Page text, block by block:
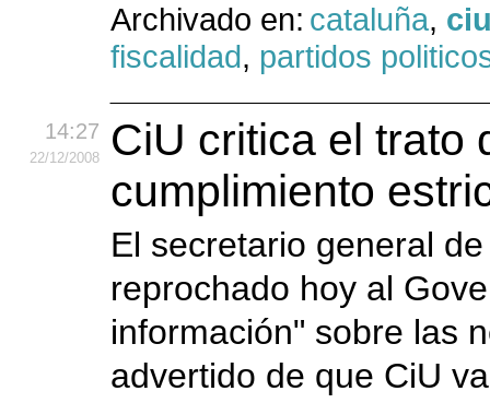
Archivado en: cataluña,
fiscalidad, partidos
14:27
22/12/2008
CiU critica el trato
cumplimiento
El secretario general
reprochado hoy al
información" sobre las
advertido de que CiU